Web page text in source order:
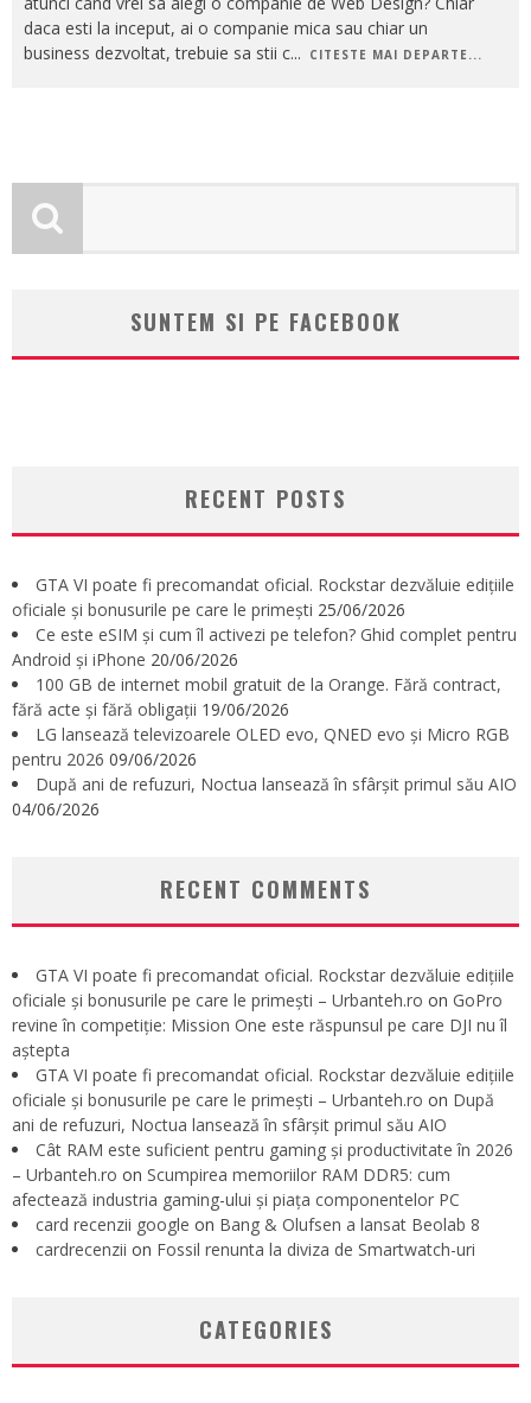
daca esti la inceput, ai o companie mica sau chiar un
business dezvoltat, trebuie sa stii c... CITESTE MAI DEPARTE...
SUNTEM SI PE FACEBOOK
RECENT POSTS
GTA VI poate fi precomandat oficial. Rockstar dezvăluie edițiile
oficiale și bonusurile pe care le primești 25/06/2026
Ce este eSIM și cum îl activezi pe telefon? Ghid complet pentru
Android și iPhone 20/06/2026
100 GB de internet mobil gratuit de la Orange. Fără contract,
fără acte și fără obligații 19/06/2026
LG lansează televizoarele OLED evo, QNED evo și Micro RGB
pentru 2026 09/06/2026
După ani de refuzuri, Noctua lansează în sfârșit primul său AIO
04/06/2026
RECENT COMMENTS
GTA VI poate fi precomandat oficial. Rockstar dezvăluie edițiile
oficiale și bonusurile pe care le primești – Urbanteh.ro on GoPro
revine în competiție: Mission One este răspunsul pe care DJI nu îl
aștepta
GTA VI poate fi precomandat oficial. Rockstar dezvăluie edițiile
oficiale și bonusurile pe care le primești – Urbanteh.ro on După
ani de refuzuri, Noctua lansează în sfârșit primul său AIO
Cât RAM este suficient pentru gaming și productivitate în 2026
– Urbanteh.ro on Scumpirea memoriilor RAM DDR5: cum
afectează industria gaming-ului și piața componentelor PC
card recenzii google on Bang & Olufsen a lansat Beolab 8
cardrecenzii on Fossil renunta la diviza de Smartwatch-uri
CATEGORIES